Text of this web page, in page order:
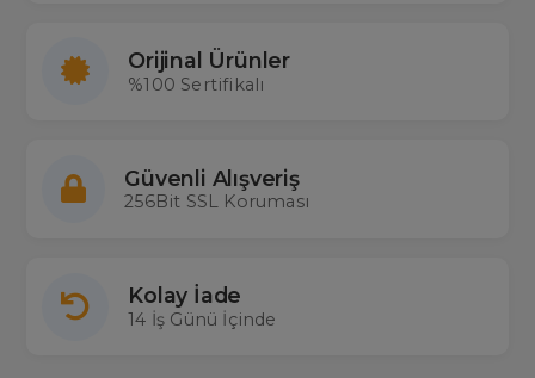
Orijinal Ürünler
%100 Sertifikalı
Güvenli Alışveriş
256Bit SSL Koruması
Kolay İade
14 İş Günü İçinde